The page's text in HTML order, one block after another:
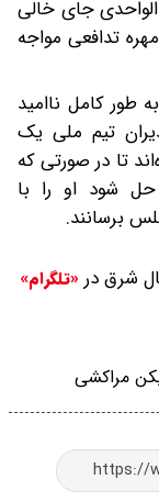
جای خالی
تدافعی مواجه
طور کامل ناامید
تیم ملی یک
تا در صورتی که
شود او را با
برسانند.
شرق در «تلگرام»
مراکشی